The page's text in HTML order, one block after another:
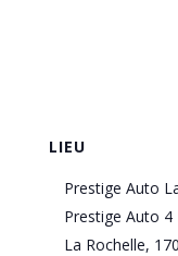
LIEU
Prestige Auto
Prestige Auto 4
La Rochelle,